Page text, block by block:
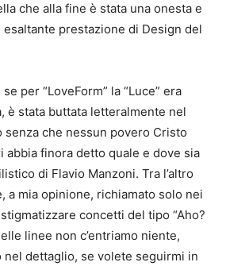
che alla fine è stata una onesta e
prestazione di Design del
per “LoveForm” la “Luce” era
è stata buttata letteralmente nel
senza che nessun povero Cristo
abbia finora detto quale e dove sia
di Flavio Manzoni. Tra l’altro
a mia opinione, richiamato solo nei
concetti del tipo “Aho?
linee non c’entriamo niente,
nel dettaglio, se volete seguirmi in